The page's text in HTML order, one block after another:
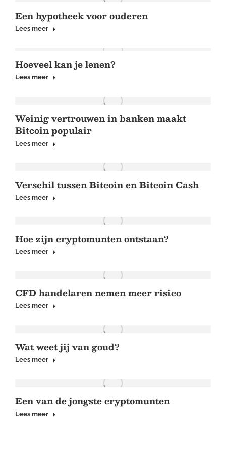
Een hypotheek voor ouderen
Lees meer
Hoeveel kan je lenen?
Lees meer
Weinig vertrouwen in banken maakt
Bitcoin populair
Lees meer
Verschil tussen Bitcoin en Bitcoin Cash
Lees meer
Hoe zijn cryptomunten ontstaan?
Lees meer
CFD handelaren nemen meer risico
Lees meer
Wat weet jij van goud?
Lees meer
Een van de jongste cryptomunten
Lees meer